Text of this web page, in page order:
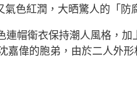
色紅潤，大晒驚人的「防
帽衛衣保持潮人風格，加
嘉偉的胞弟，由於二人外